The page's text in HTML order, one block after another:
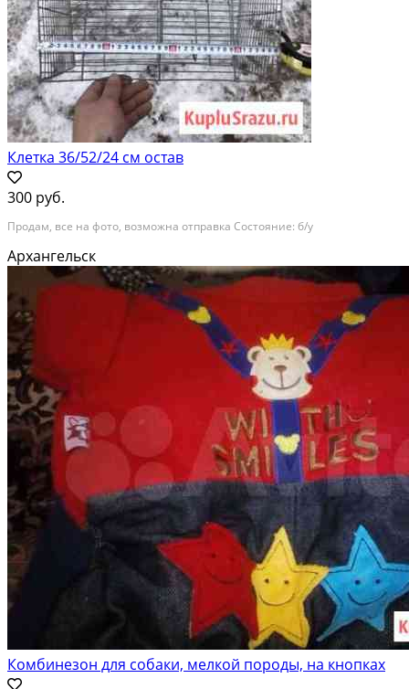
Клетка 36/52/24 см остав
300 руб.
Продам, все на фото, возможна отправка Состояние: б/у
Архангельск
Комбинезон для собаки, мелкой породы, на кнопках